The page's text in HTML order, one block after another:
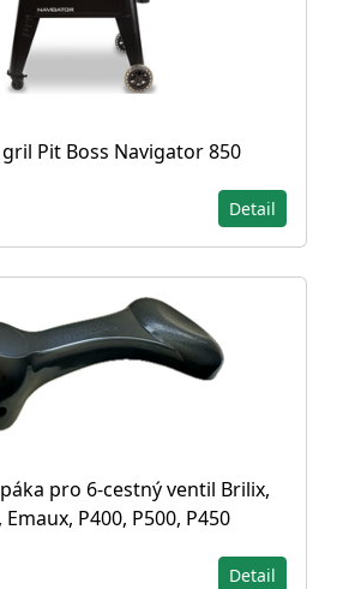
Pit Boss Navigator 850
Detail
pro 6-cestný ventil Brilix,
P400, P500, P450
Detail